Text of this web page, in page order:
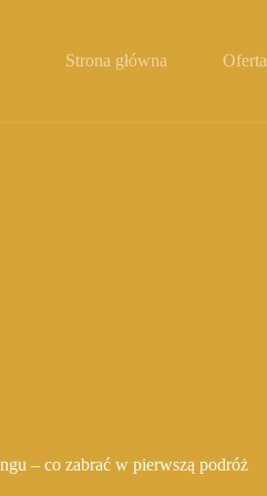
Strona główna Oferta
– co zabrać w pierwszą podróż